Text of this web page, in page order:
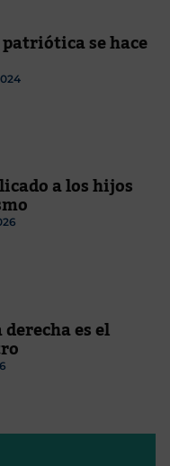
se hace
a los hijos
es el